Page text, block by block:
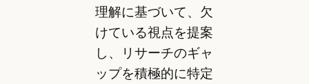
理解に基づいて、欠
けている視点を提案
し、リサーチのギャ
ップを積極的に特定